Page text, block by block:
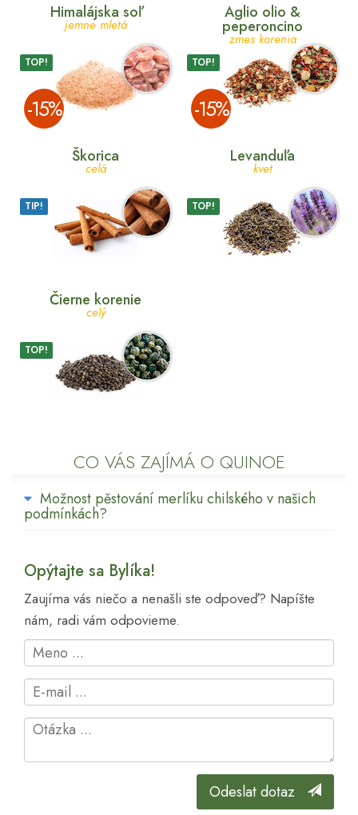
Himalájska soľ
jemne mletá
TOP!
­-15%
Aglio olio &
peperoncino
zmes korenia
TOP!
­-15%
Škorica
celá
TIP!
Levanduľa
kvet
TOP!
Čierne korenie
celý
TOP!
CO VÁS ZAJÍMÁ O QUINOE
Možnost pěstování merlíku chilského v našich
podmínkách?
Opýtajte sa Bylíka!
Zaujíma vás niečo a nenašli ste odpoveď? Napíšte
nám, radi vám odpovieme.
Odeslat dotaz